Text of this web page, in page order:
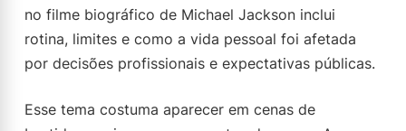
no filme biográfico de Michael Jackson inclui
rotina, limites e como a vida pessoal foi afetada
por decisões profissionais e expectativas públicas.
Esse tema costuma aparecer em cenas de